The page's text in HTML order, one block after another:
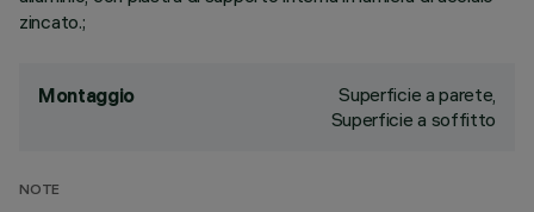
zincato.;
Montaggio
Superficie a parete,
Superficie a soffitto
NOTE